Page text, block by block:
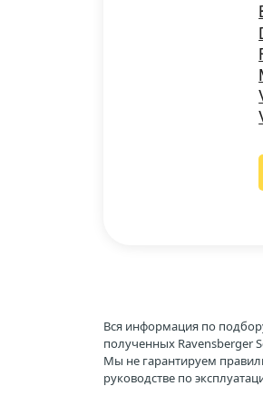
Вся информация по
полученных Ravensberger
Мы не гарантируем
руководстве по